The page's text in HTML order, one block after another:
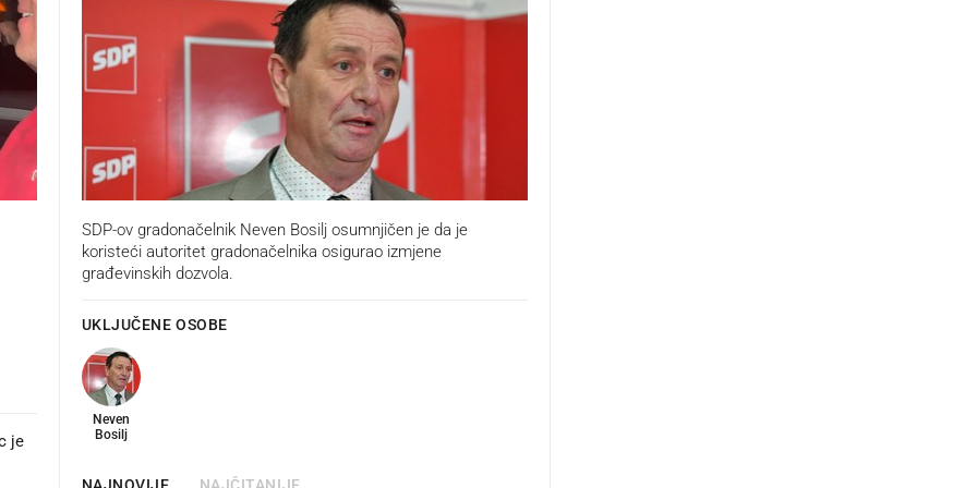
je
SDP-ov gradonačelnik Neven Bosilj osumnjičen je da je
koristeći autoritet gradonačelnika osigurao izmjene
građevinskih dozvola.
UKLJUČENE OSOBE
Neven
Bosilj